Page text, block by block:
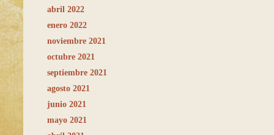
abril 2022
enero 2022
noviembre 2021
octubre 2021
septiembre 2021
agosto 2021
junio 2021
mayo 2021